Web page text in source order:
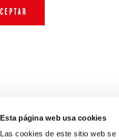
Esta página web usa cookies
Las cookies de este sitio web